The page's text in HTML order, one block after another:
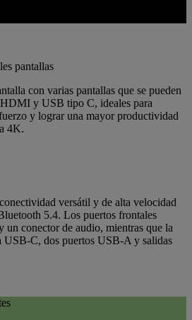
pantallas
con varias pantallas que se pueden
y USB tipo C, ideales para
y lograr una mayor productividad
4K.
versátil y de alta velocidad
5.4. Los puertos frontales
conector de audio, mientras que la
USB-C, dos puertos USB-A y salidas